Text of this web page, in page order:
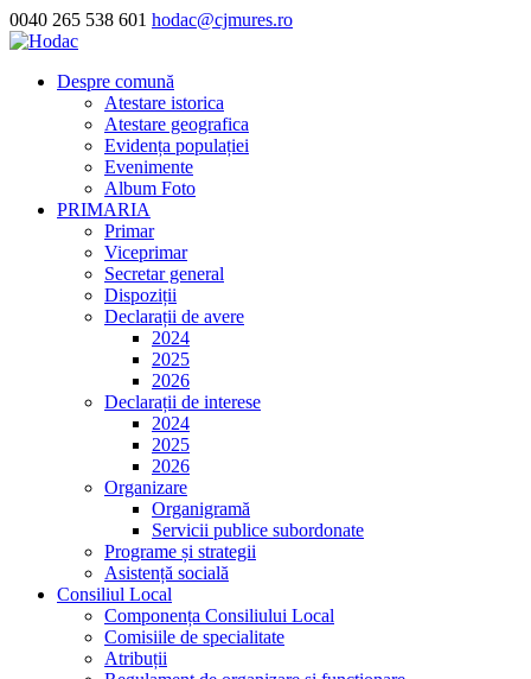
0040 265 538 601 hodac@cjmures.ro
Despre comună
Atestare istorica
Atestare geografica
Evidența populației
Evenimente
Album Foto
PRIMARIA
Primar
Viceprimar
Secretar general
Dispoziții
Declarații de avere
2024
2025
2026
Declarații de interese
2024
2025
2026
Organizare
Organigramă
Servicii publice subordonate
Programe și strategii
Asistență socială
Consiliul Local
Componența Consiliului Local
Comisiile de specialitate
Atribuții